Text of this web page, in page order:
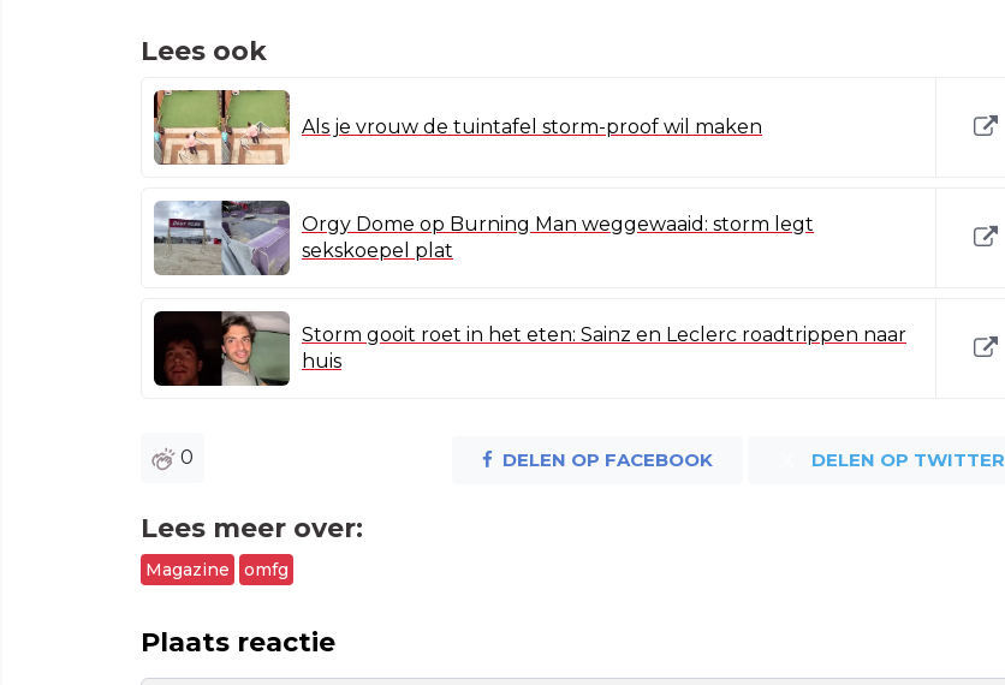
Lees ook
Als je vrouw de tuintafel storm-proof wil maken
Orgy Dome op Burning Man weggewaaid: storm legt
sekskoepel plat
Storm gooit roet in het eten: Sainz en Leclerc roadtrippen naar
huis
0 DELEN OP FACEBOOK DELEN OP TWITTER
Lees meer over:
Magazine omfg
Plaats reactie